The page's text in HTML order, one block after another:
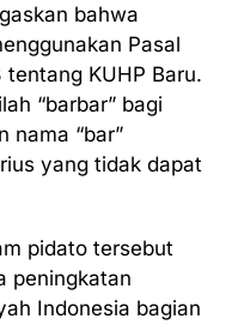
bahwa
Pasal
KUHP Baru.
“barbar” bagi
nama “bar”
yang tidak dapat
pidato tersebut
peningkatan
Indonesia bagian